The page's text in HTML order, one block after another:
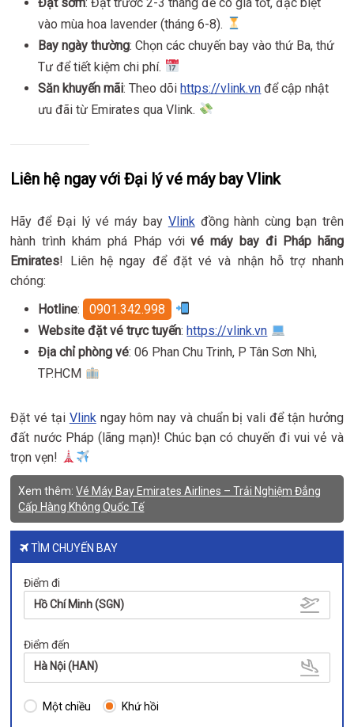
vào mùa hoa lavender (tháng 6-8).
Bay ngày thường: Chọn các chuyến bay vào thứ Ba, thứ
Tư để tiết kiệm chi phí.
Săn khuyến mãi: Theo dõihttps://vlink.vn để cập nhật
ưu đãi từ Emirates qua Vlink.
Liên hệ ngay với Đại lý vé máy bay Vlink
Hãy để Đại lý vé máy bay Vlinkđồng hành cùng bạn trên
hành trình khám phá Pháp vớivé máy bay đi Pháp hãng
Emirates! Liên hệ ngay để đặt vé và nhận hỗ trợ nhanh
chóng:
Hotline:
0901.342.998
Website đặt vé trực tuyến:https://vlink.vn
Địa chỉ phòng vé: 06 Phan Chu Trinh, P Tân Sơn Nhì,
TP.HCM
Đặt vé tại Vlinkngay hôm nay và chuẩn bị vali để tận hưởng
đất nước Pháp (lãng mạn)! Chúc bạn có chuyến đi vui vẻ và
trọn vẹn!
Xem thêm:Vé Máy Bay Emirates Airlines – Trải Nghiệm Đẳng
Cấp Hàng Không Quốc Tế
TÌM CHUYẾN BAY
Điểm đi
Hồ Chí Minh (SGN)
Điểm đến
Hà Nội (HAN)
Một chiều Khứ hồi